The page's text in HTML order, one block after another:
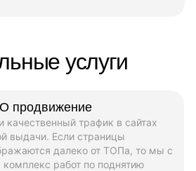
услуги
продвижение
трафик в сайтах
выдачи. Если страницы
далеко от ТОПа, то мы с
работ по поднятию